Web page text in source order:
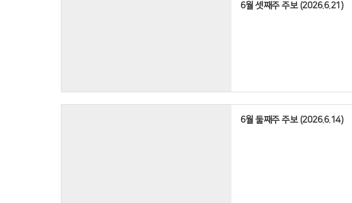
6월 셋째주 주보 (2026.6.21)
6월 둘째주 주보 (2026.6.14)